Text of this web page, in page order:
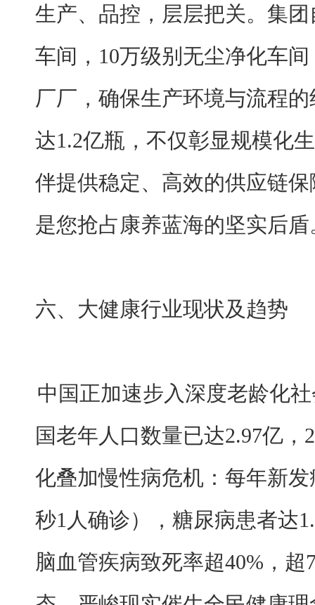
生产、品控，层层把关。集
车间，10万级别无尘净化车
厂厂，确保生产环境与流程
达1.2亿瓶，不仅彰显规模化
伴提供稳定、高效的供应链
是您抢占康养蓝海的坚实后盾
六、大健康行业现状及趋势
中国正加速步入深度老龄化
国老年人口数量已达2.97亿，
化叠加慢性病危机：每年新
秒1人确诊），糖尿病患者达
脑血管疾病致死率超40%，